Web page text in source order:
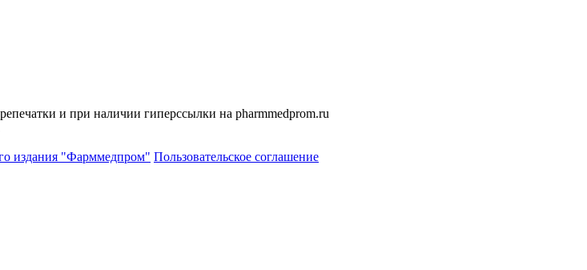
и при наличии гиперссылки на pharmmedprom.ru
издания "Фарммедпром" Пользовательское соглашение